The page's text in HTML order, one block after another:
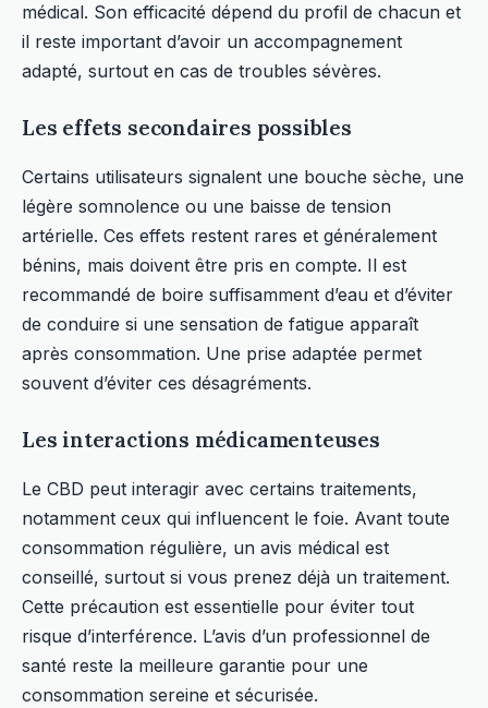
médical. Son efficacité dépend du profil de chacun et
il reste important d’avoir un accompagnement
adapté, surtout en cas de troubles sévères.
Les effets secondaires possibles
Certains utilisateurs signalent une bouche sèche, une
légère somnolence ou une baisse de tension
artérielle. Ces effets restent rares et généralement
bénins, mais doivent être pris en compte. Il est
recommandé de boire suffisamment d’eau et d’éviter
de conduire si une sensation de fatigue apparaît
après consommation. Une prise adaptée permet
souvent d’éviter ces désagréments.
Les interactions médicamenteuses
Le CBD peut interagir avec certains traitements,
notamment ceux qui influencent le foie. Avant toute
consommation régulière, un avis médical est
conseillé, surtout si vous prenez déjà un traitement.
Cette précaution est essentielle pour éviter tout
risque d’interférence. L’avis d’un professionnel de
santé reste la meilleure garantie pour une
consommation sereine et sécurisée.